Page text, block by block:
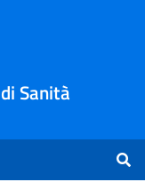
Sanità